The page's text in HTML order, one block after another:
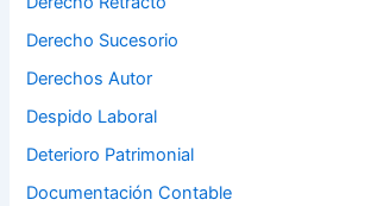
Derecho Sucesorio
Derechos Autor
Despido Laboral
Deterioro Patrimonial
Documentación Contable